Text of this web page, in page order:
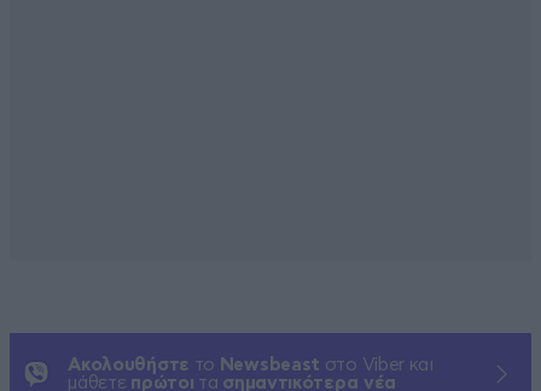
Ακολουθήστε το Newsbeast στο Viber και
μάθετε πρώτοι τα σημαντικότερα νέα